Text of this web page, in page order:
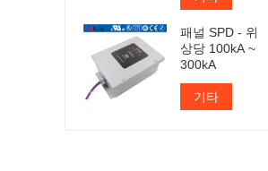
패널 SPD - 위
상당 100kA ~
300kA
기타